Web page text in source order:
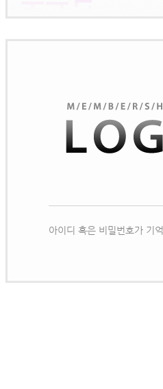
아이디 혹은 비밀번호가 기